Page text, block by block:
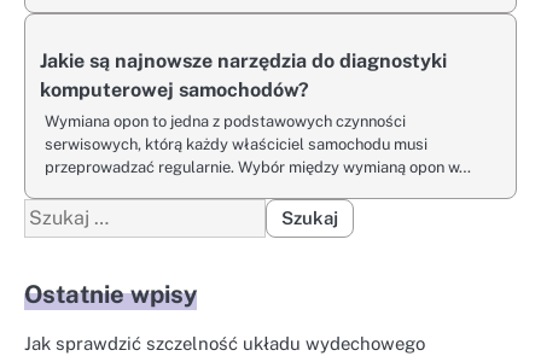
Jakie są najnowsze narzędzia do diagnostyki
komputerowej samochodów?
Wymiana opon to jedna z podstawowych czynności
serwisowych, którą każdy właściciel samochodu musi
przeprowadzać regularnie. Wybór między wymianą opon w…
Szukaj:
Ostatnie wpisy
Jak sprawdzić szczelność układu wydechowego